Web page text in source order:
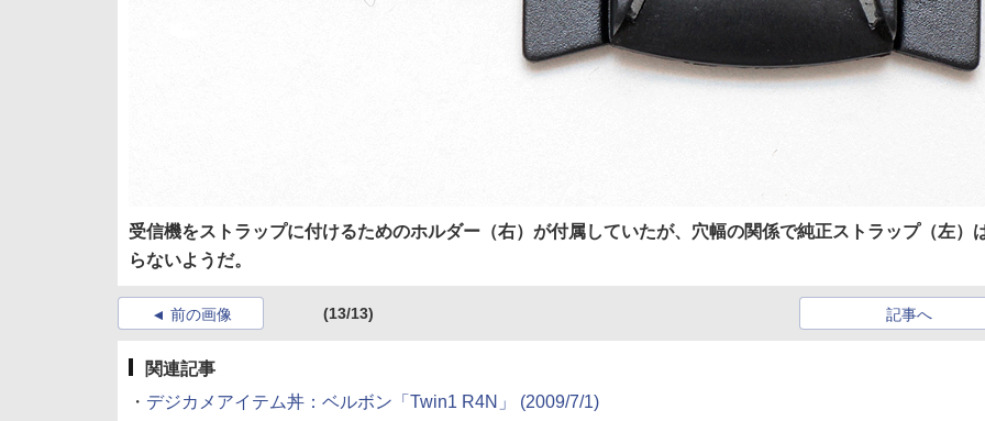
受信機をストラップに付けるためのホルダー（右）が付属していたが、穴幅の関係で純正ストラップ（左）
らないようだ。
前の画像 (13/13) 記事へ
関連記事
・ デジカメアイテム丼：ベルボン「Twin1 R4N」 (2009/7/1)